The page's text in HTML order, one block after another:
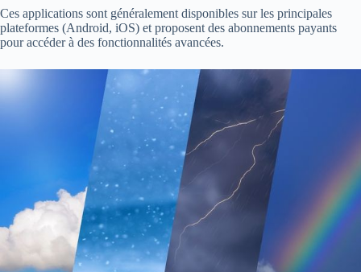
Ces applications sont généralement disponibles sur les principales
plateformes (Android, iOS) et proposent des abonnements payants
pour accéder à des fonctionnalités avancées.